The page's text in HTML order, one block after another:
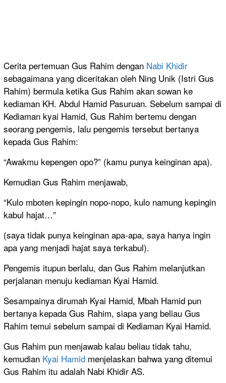
Cerita pertemuan Gus Rahim dengan Nabi Khidir
sebagaimana yang diceritakan oleh Ning Unik (Istri Gus
Rahim) bermula ketika Gus Rahim akan sowan ke
kediaman KH. Abdul Hamid Pasuruan. Sebelum sampai di
Kediaman kyai Hamid, Gus Rahim bertemu dengan
seorang pengemis, lalu pengemis tersebut bertanya
kepada Gus Rahim:
“Awakmu kepengen opo?” (kamu punya keinginan apa).
Kemudian Gus Rahim menjawab,
“Kulo mboten kepingin nopo-nopo, kulo namung kepingin
kabul hajat…”
(saya tidak punya keinginan apa-apa, saya hanya ingin
apa yang menjadi hajat saya terkabul).
Pengemis itupun berlalu, dan Gus Rahim melanjutkan
perjalanan menuju kediaman Kyai Hamid.
Sesampainya dirumah Kyai Hamid, Mbah Hamid pun
bertanya kepada Gus Rahim, siapa yang beliau Gus
Rahim temui sebelum sampai di Kediaman Kyai Hamid.
Gus Rahim pun menjawab kalau beliau tidak tahu,
kemudian Kyai Hamid menjelaskan bahwa yang ditemui
Gus Rahim itu adalah Nabi Khidir AS.